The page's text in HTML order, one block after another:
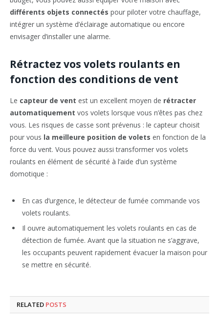
différents objets connectés pour piloter votre chauffage,
intégrer un système d’éclairage automatique ou encore
envisager d’installer une alarme.
Rétractez vos volets roulants en
fonction des conditions de vent
Le capteur de vent est un excellent moyen de rétracter
automatiquement vos volets lorsque vous n’êtes pas chez
vous. Les risques de casse sont prévenus : le capteur choisit
pour vous la meilleure position de volets en fonction de la
force du vent. Vous pouvez aussi transformer vos volets
roulants en élément de sécurité à l’aide d’un système
domotique :
En cas d’urgence, le détecteur de fumée commande vos
volets roulants.
Il ouvre automatiquement les volets roulants en cas de
détection de fumée. Avant que la situation ne s’aggrave,
les occupants peuvent rapidement évacuer la maison pour
se mettre en sécurité.
RELATED POSTS